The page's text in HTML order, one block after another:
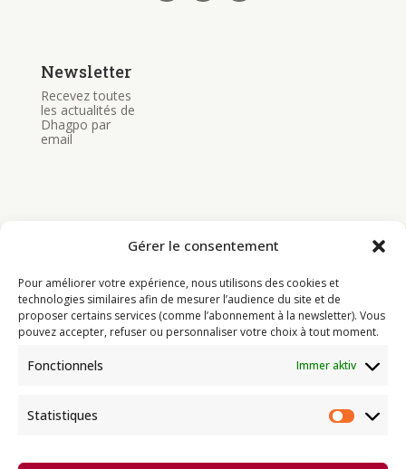
Gérer le consentement
Pour améliorer votre expérience, nous utilisons des cookies et
technologies similaires afin de mesurer l’audience du site et de
proposer certains services (comme l’abonnement à la newsletter). Vous
pouvez accepter, refuser ou personnaliser votre choix à tout moment.
Fonctionnels Immer aktiv
Statistiques
Newsletter
Recevez toutes
les actualités de
Dhagpo par
email
Programme
Actualités
Ressources
Infos pratiques